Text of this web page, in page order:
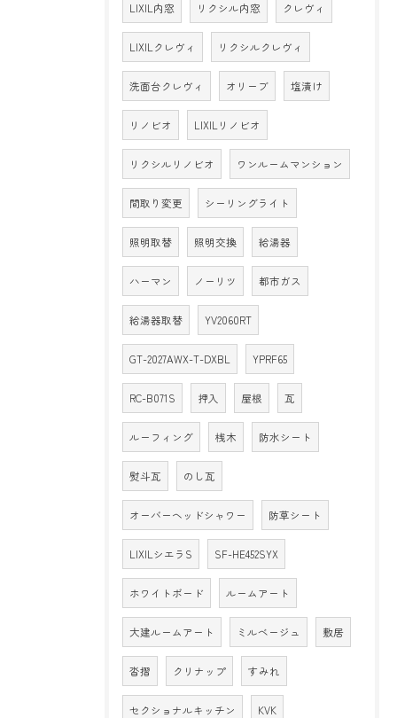
LIXIL内窓 リクシル内窓 クレヴィ
LIXILクレヴィ リクシルクレヴィ
洗面台クレヴィ オリーブ 塩漬け
リノビオ LIXILリノビオ
リクシルリノビオ ワンルームマンション
間取り変更 シーリングライト
照明取替 照明交換 給湯器
ハーマン ノーリツ 都市ガス
給湯器取替 YV2060RT
GT-2027AWX-T-DXBL YPRF65
RC-B071S 押入 屋根 瓦
ルーフィング 桟木 防水シート
熨斗瓦 のし瓦
オーバーヘッドシャワー 防草シート
LIXILシエラS SF-HE452SYX
ホワイトボード ルームアート
大建ルームアート ミルベージュ 敷居
沓摺 クリナップ すみれ
セクショナルキッチン KVK